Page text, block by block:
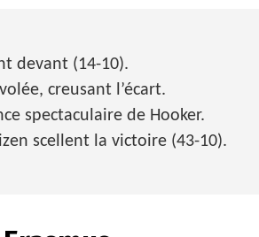
devant (14-10).
creusant l’écart.
spectaculaire de Hooker.
scellent la victoire (43-10).